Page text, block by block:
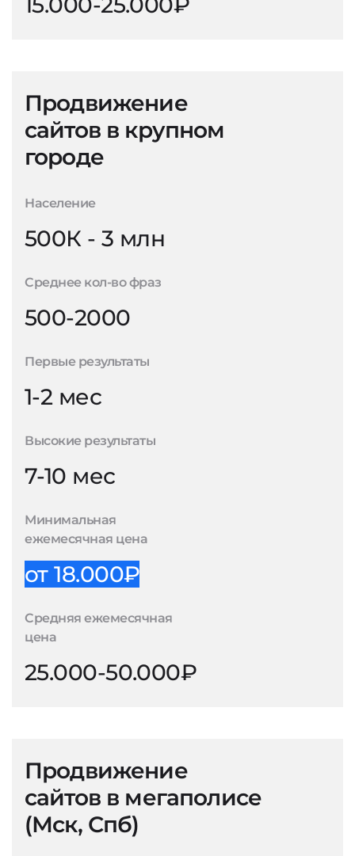
Продвижение
сайтов в крупном
городе
Население
500К - 3 млн
Среднее кол-во фраз
500-2000
Первые результаты
1-2 мес
Высокие результаты
7-10 мес
Минимальная
ежемесячная цена
от 18.000₽
Средняя ежемесячная
цена
25.000-50.000₽
Продвижение
сайтов в мегаполисе
(Мск, Спб)